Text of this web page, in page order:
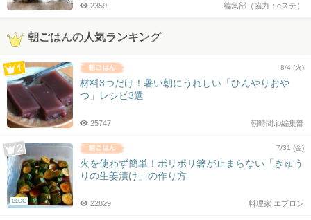
編集部（協力：eステ）
2359
朝ごはんの人気ランキング
8/4 (火)
材料3つだけ！暑い朝にうれしい「ひんやりおや
つ」レシピ3選
朝時間.jp編集部
25747
BLOG
7/31 (金)
火を使わず簡単！ポリポリ箸が止まらない「きゅう
りの生姜漬け」の作り方
料理家 エプロン
22829